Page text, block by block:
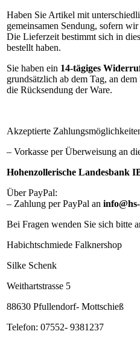
Haben Sie Artikel mit
gemeinsamen Sendung, sofern
Die Lieferzeit bestimmt sich in
bestellt haben.
Sie haben ein 14-tägiges
grundsätzlich ab dem Tag, an
die Rücksendung der Ware.
Akzeptierte
– Vorkasse per Überweisung an
Hohenzollerische Landesbank
Über PayPal:
– Zahlung per PayPal an
Bei Fragen wenden Sie sich bitte
Habichtschmiede Falknershop
Silke Schenk
Weithartstrasse 5
88630 Pfullendorf- Mottschieß
Telefon: 07552- 9381237